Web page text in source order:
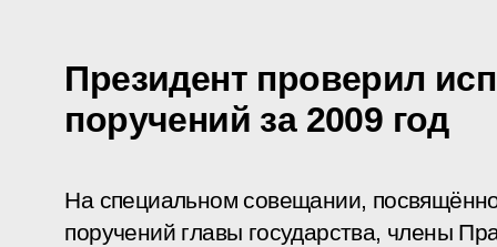
Президент проверил
поручений за 2009 год
На специальном совещании,
поручений главы государства, члены